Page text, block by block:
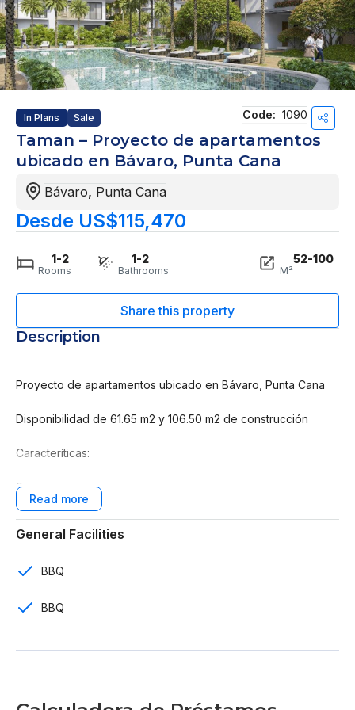
In Plans Sale Code: 1090
Taman – Proyecto de apartamentos
ubicado en Bávaro, Punta Cana
Bávaro, Punta Cana
Desde US$115,470
1-2
Rooms
1-2
Bathrooms
52-100
M²
Description
Proyecto de apartamentos ubicado en Bávaro, Punta Cana
Disponibilidad de 61.65 m2 y 106.50 m2 de construcción
Caracteríticas:
9 edificios
Proyecto de 144 apartamentos
General Facilities
BBQ
BBQ